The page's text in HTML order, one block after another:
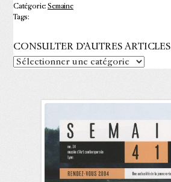
Catégorie: Semaine
Tags:
CONSULTER D’AUTRES ARTICLES